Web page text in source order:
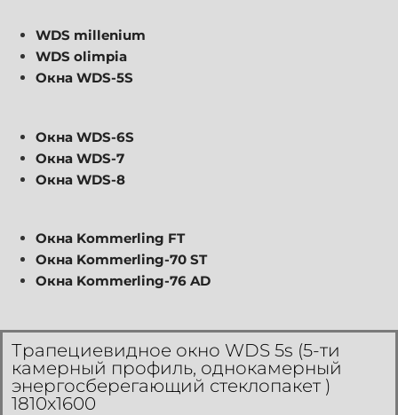
WDS millenium
WDS olimpia
Окна WDS-5S
Окна WDS-6S
Окна WDS-7
Окна WDS-8
Окна Kommerling FT
Окна Kommerling-70 ST
Окна Kommerling-76 AD
Трапециевидное окно WDS 5s (5-ти
камерный профиль, однокамерный
энергосберегающий стеклопакет )
1810x1600